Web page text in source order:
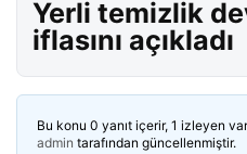
Yerli temizlik
iflasını açıkladı
Bu konu 0 yanıt içerir, 1 izleyen
admin tarafından güncellenmiştir.